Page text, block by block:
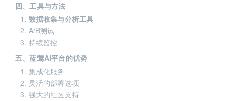
四、工具与方法
1. 数据收集与分析工具
2. A/B测试
3. 持续监控
五、蓝莺AI平台的优势
1. 集成化服务
2. 灵活的部署选项
3. 强大的社区支持